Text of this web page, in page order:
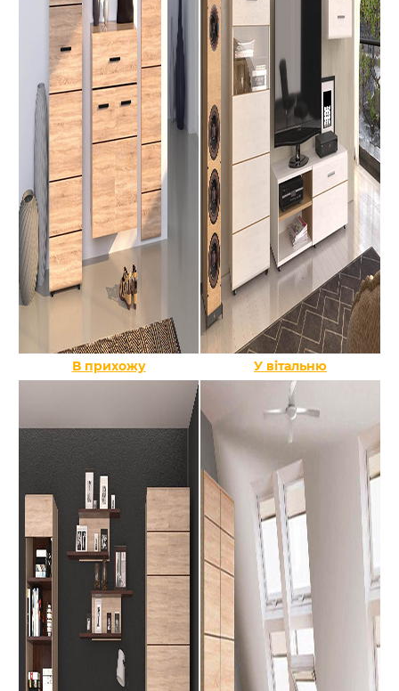
В прихожу У вітальню